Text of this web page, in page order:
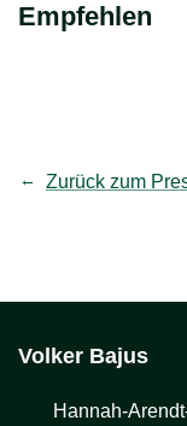
Empfehlen
Zurück zum
Volker Bajus
Hannah-